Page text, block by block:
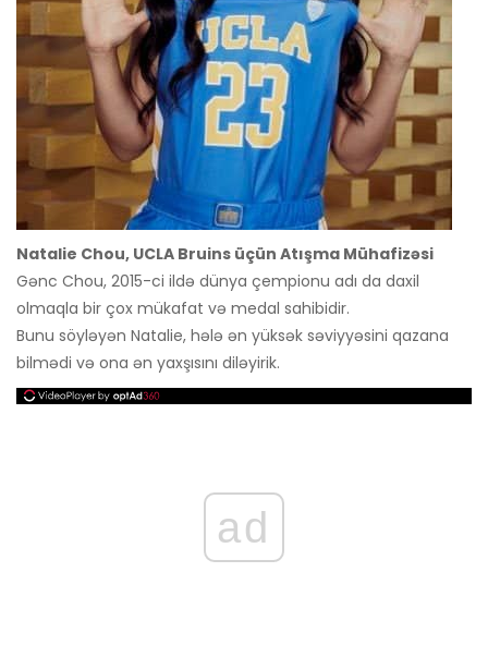
Natalie Chou, UCLA Bruins üçün Atışma Mühafizəsi
Gənc Chou, 2015-ci ildə dünya çempionu adı da daxil
olmaqla bir çox mükafat və medal sahibidir.
Bunu söyləyən Natalie, hələ ən yüksək səviyyəsini qazana
bilmədi və ona ən yaxşısını diləyirik.
ad